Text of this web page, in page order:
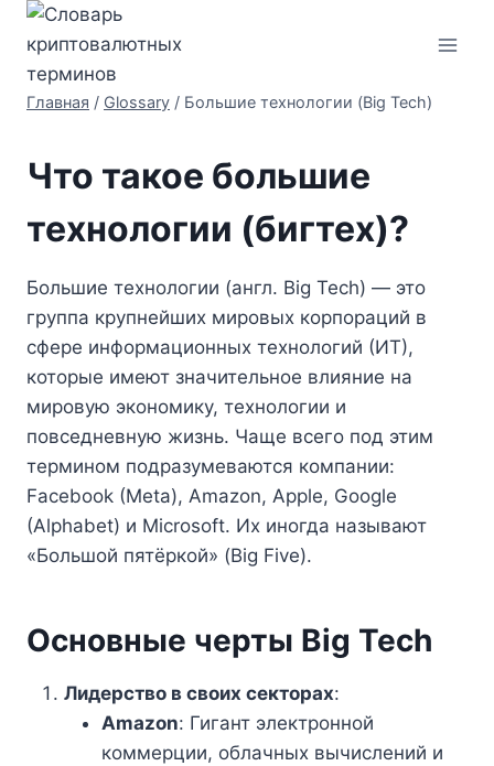
Перейти
содержимому
Главная / Glossary / Большие технологии (Big Tech)
Что такое большие
технологии (бигтех)?
Большие технологии (англ. Big Tech) — это
группа крупнейших мировых корпораций в
сфере информационных технологий (ИТ),
которые имеют значительное влияние на
мировую экономику, технологии и
повседневную жизнь. Чаще всего под этим
термином подразумеваются компании:
Facebook (Meta), Amazon, Apple, Google
(Alphabet) и Microsoft. Их иногда называют
«Большой пятёркой» (Big Five).
Основные черты Big Tech
Лидерство в своих секторах:
Amazon: Гигант электронной
коммерции, облачных вычислений и